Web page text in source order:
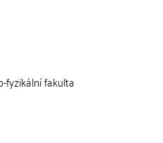
fyzikální fakulta